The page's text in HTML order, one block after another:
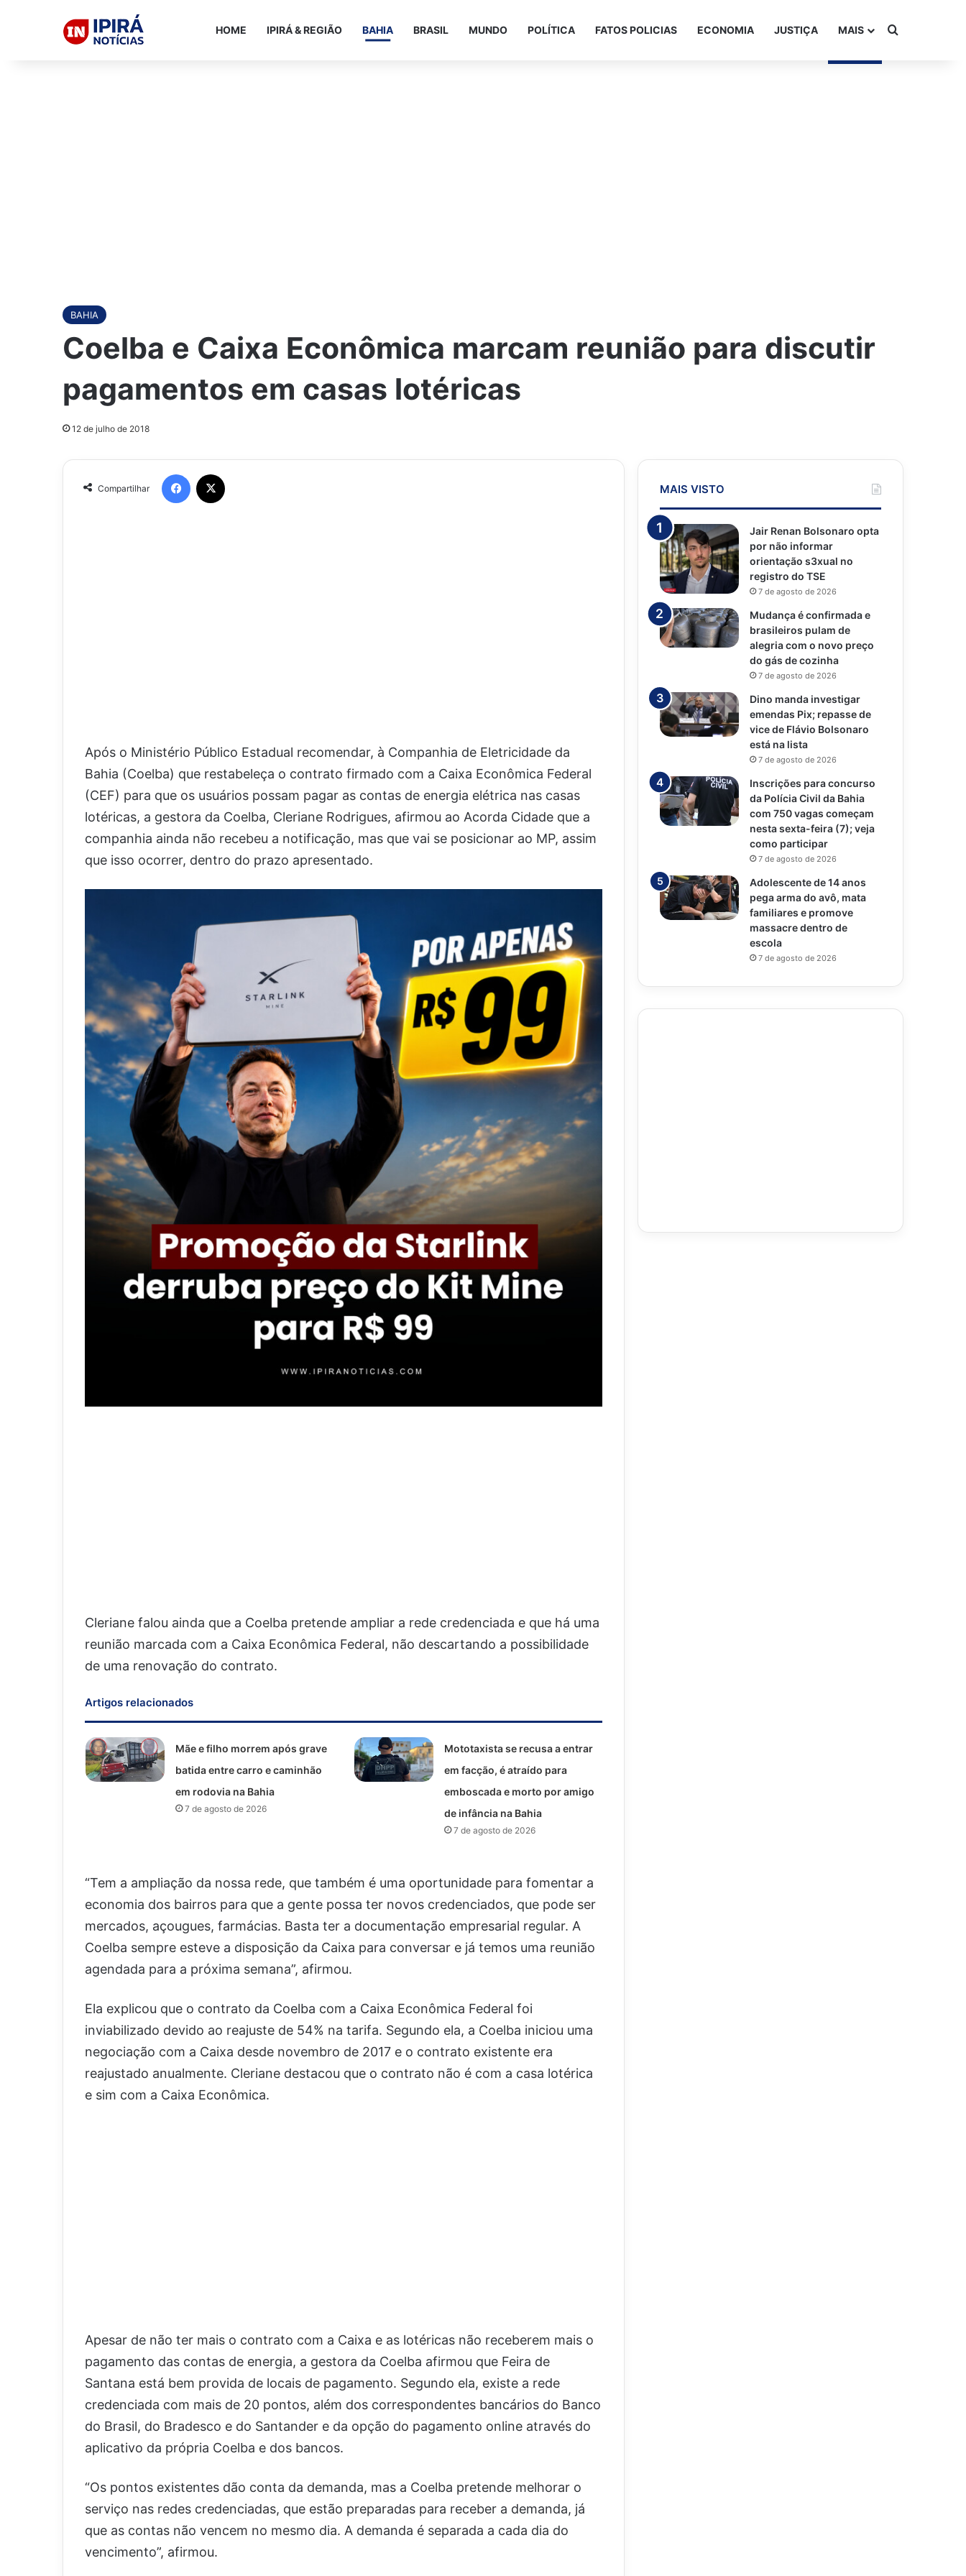
HOME IPIRÁ & REGIÃO BAHIA BRASIL MUNDO POLÍTICA FATOS POLICIAS ECONOMIA JUSTIÇA MAIS Procurar
BAHIA
Coelba e Caixa Econômica marcam reunião para discutir
pagamentos em casas lotéricas
12 de julho de 2018
Compartilhar
Após o Ministério Público Estadual recomendar, à Companhia de Eletricidade da
Bahia (Coelba) que restabeleça o contrato firmado com a Caixa Econômica Federal
(CEF) para que os usuários possam pagar as contas de energia elétrica nas casas
lotéricas, a gestora da Coelba, Cleriane Rodrigues, afirmou ao Acorda Cidade que a
companhia ainda não recebeu a notificação, mas que vai se posicionar ao MP, assim
que isso ocorrer, dentro do prazo apresentado.
Cleriane falou ainda que a Coelba pretende ampliar a rede credenciada e que há uma
reunião marcada com a Caixa Econômica Federal, não descartando a possibilidade
de uma renovação do contrato.
Artigos relacionados
Mãe e filho morrem após grave
batida entre carro e caminhão
em rodovia na Bahia
7 de agosto de 2026
Mototaxista se recusa a entrar
em facção, é atraído para
emboscada e morto por amigo
de infância na Bahia
7 de agosto de 2026
“Tem a ampliação da nossa rede, que também é uma oportunidade para fomentar a
economia dos bairros para que a gente possa ter novos credenciados, que pode ser
mercados, açougues, farmácias. Basta ter a documentação empresarial regular. A
Coelba sempre esteve a disposição da Caixa para conversar e já temos uma reunião
agendada para a próxima semana”, afirmou.
Ela explicou que o contrato da Coelba com a Caixa Econômica Federal foi
inviabilizado devido ao reajuste de 54% na tarifa. Segundo ela, a Coelba iniciou uma
negociação com a Caixa desde novembro de 2017 e o contrato existente era
reajustado anualmente. Cleriane destacou que o contrato não é com a casa lotérica
e sim com a Caixa Econômica.
Apesar de não ter mais o contrato com a Caixa e as lotéricas não receberem mais o
pagamento das contas de energia, a gestora da Coelba afirmou que Feira de
Santana está bem provida de locais de pagamento. Segundo ela, existe a rede
credenciada com mais de 20 pontos, além dos correspondentes bancários do Banco
do Brasil, do Bradesco e do Santander e da opção do pagamento online através do
aplicativo da própria Coelba e dos bancos.
“Os pontos existentes dão conta da demanda, mas a Coelba pretende melhorar o
serviço nas redes credenciadas, que estão preparadas para receber a demanda, já
que as contas não vencem no mesmo dia. A demanda é separada a cada dia do
vencimento”, afirmou.
MAIS VISTO
Jair Renan Bolsonaro opta
por não informar
orientação s3xual no
registro do TSE
7 de agosto de 2026
Mudança é confirmada e
brasileiros pulam de
alegria com o novo preço
do gás de cozinha
7 de agosto de 2026
Dino manda investigar
emendas Pix; repasse de
vice de Flávio Bolsonaro
está na lista
7 de agosto de 2026
Inscrições para concurso
da Polícia Civil da Bahia
com 750 vagas começam
nesta sexta-feira (7); veja
como participar
7 de agosto de 2026
Adolescente de 14 anos
pega arma do avô, mata
familiares e promove
massacre dentro de
escola
7 de agosto de 2026